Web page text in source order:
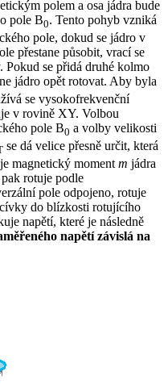
polem a osa jádra bude
pole B0. Tento pohyb vzniká
pole, dokud se jádro v
přestane působit, vrací se
se přidá druhé kolmo
jádro opět rotovat. Aby byla
se vysokofrekvenční
v rovině XY. Volbou
pole B0 a volby velikosti
se dá velice přesně určit, která
magnetický momentm jádra
rotuje podle
pole odpojeno, rotuje
do blízkosti rotujícího
napětí, které je následně
napětí závislá na